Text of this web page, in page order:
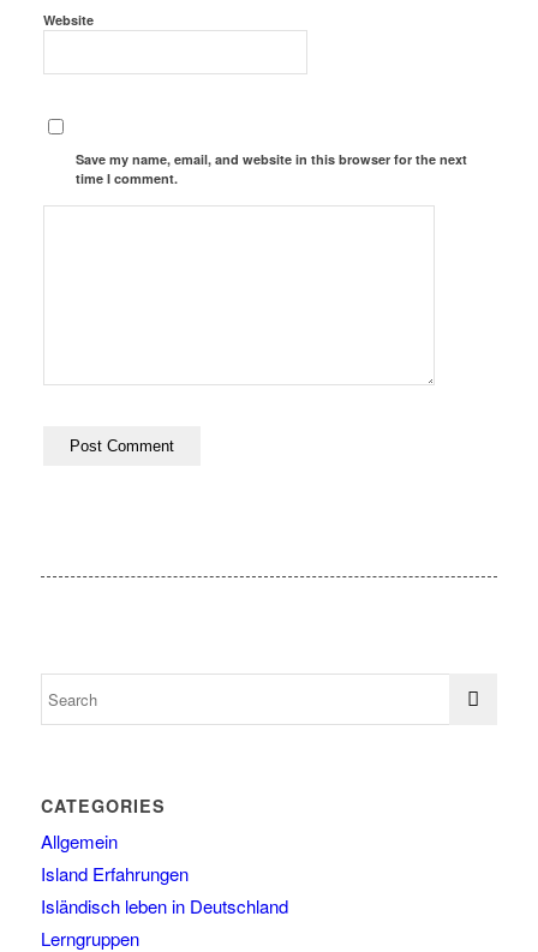
Website
Save my name, email, and website in this browser for the next
time I comment.
CATEGORIES
Allgemein
Island Erfahrungen
Isländisch leben in Deutschland
Lerngruppen